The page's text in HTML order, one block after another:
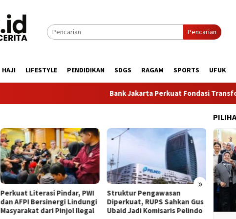
Pencarian
HAJI LIFESTYLE PENDIDIKAN SDGS RAGAM SPORTS UFUK
Bank Jakarta Perkuat Fondasi
»
Perkuat Literasi Pindar, PWI
dan AFPI Bersinergi Lindungi
Masyarakat dari Pinjol Ilegal
​Struktur Pengawasan
Diperkuat, RUPS Sahkan Gus
Ubaid Jadi Komisaris Pelindo
Lewat